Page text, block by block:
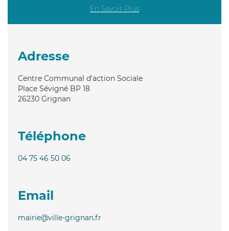
En Savoir Plus
Adresse
Centre Communal d'action Sociale
Place Sévigné BP 18
26230 Grignan
Téléphone
04 75 46 50 06
Email
mairie@ville-grignan.fr